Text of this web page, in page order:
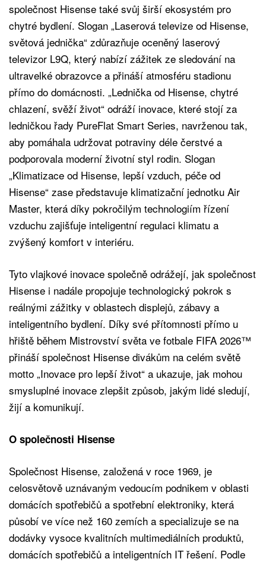
společnost Hisense také svůj širší ekosystém pro
chytré bydlení. Slogan „Laserová televize od Hisense,
světová jednička“ zdůrazňuje oceněný laserový
televizor L9Q, který nabízí zážitek ze sledování na
ultravelké obrazovce a přináší atmosféru stadionu
přímo do domácnosti. „Lednička od Hisense, chytré
chlazení, svěží život“ odráží inovace, které stojí za
ledničkou řady PureFlat Smart Series, navrženou tak,
aby pomáhala udržovat potraviny déle čerstvé a
podporovala moderní životní styl rodin. Slogan
„Klimatizace od Hisense, lepší vzduch, péče od
Hisense“ zase představuje klimatizační jednotku Air
Master, která díky pokročilým technologiím řízení
vzduchu zajišťuje inteligentní regulaci klimatu a
zvýšený komfort v interiéru.
Tyto vlajkové inovace společně odrážejí, jak společnost
Hisense i nadále propojuje technologický pokrok s
reálnými zážitky v oblastech displejů, zábavy a
inteligentního bydlení. Díky své přítomnosti přímo u
hřiště během Mistrovství světa ve fotbale FIFA 2026™
přináší společnost Hisense divákům na celém světě
motto „Inovace pro lepší život“ a ukazuje, jak mohou
smysluplné inovace zlepšit způsob, jakým lidé sledují,
žijí a komunikují.
O společnosti Hisense
Společnost Hisense, založená v roce 1969, je
celosvětově uznávaným vedoucím podnikem v oblasti
domácích spotřebičů a spotřební elektroniky, která
působí ve více než 160 zemích a specializuje se na
dodávky vysoce kvalitních multimediálních produktů,
domácích spotřebičů a inteligentních IT řešení. Podle